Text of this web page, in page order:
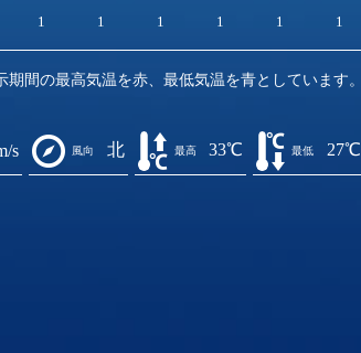
1 1 1 1 1 1
間の最高気温を赤、最低気温を青としています。
s 風向 北 最高 33℃ 最低 27℃